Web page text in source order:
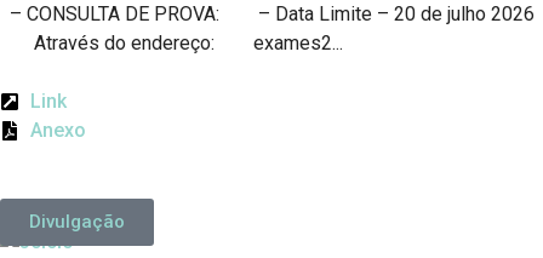
– CONSULTA DE PROVA: – Data Limite – 20 de julho 2026
Através do endereço: exames2...
Link
Anexo
Divulgação